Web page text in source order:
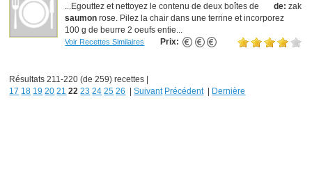
de: zak
...Egouttez et nettoyez le contenu de deux boîtes de
saumon rose. Pilez la chair dans une terrine et incorporez
100 g de beurre 2 oeufs entie...
Voir Recettes Similaires Prix:
Résultats 211-220 (de 259) recettes |
17 18 19 20 21 2223 24 25 26 |Suivant Précédent| Dernière